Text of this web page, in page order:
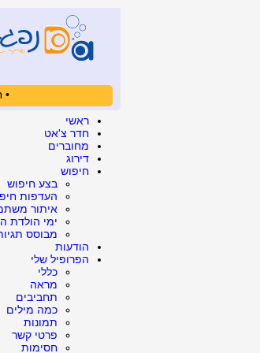
•
ראשי
חדר צ'אט
מחוברים
דירוג
חיפוש
בצע חיפוש
העדפות
איתור
ימי הולדת
מבוסס
הודעות
הפרופיל שלי
כללי
מראה
תחביבים
כמה מילים
תמונות
פרטי קשר
חסימות